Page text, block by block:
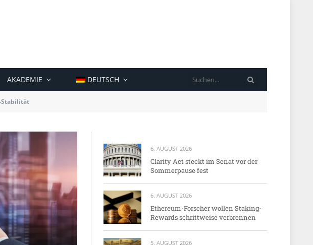
AKADEMIE DEUTSCH
Stabilität
6. AUGUST 2026
Clarity Act steckt im Senat vor der
Sommerpause fest
6. AUGUST 2026
Ethereum-Forscher wollen Staking-
Rewards schrittweise verbrennen
5. AUGUST 2026